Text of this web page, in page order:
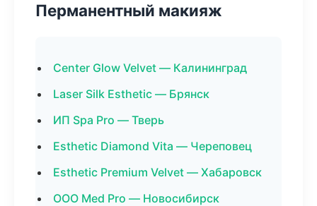
Перманентный макияж
Center Glow Velvet — Калининград
Laser Silk Esthetic — Брянск
ИП Spa Pro — Тверь
Esthetic Diamond Vita — Череповец
Esthetic Premium Velvet — Хабаровск
ООО Med Pro — Новосибирск